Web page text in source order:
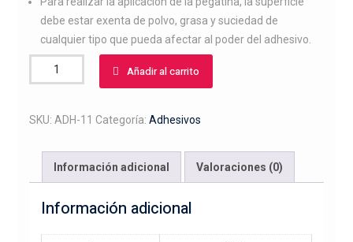
debe estar exenta de polvo, grasa y suciedad de
cualquier tipo que pueda afectar al poder del adhesivo.
Adhesivo
de
cantidad
Añadir al carrito
SKU: ADH-11 Categoría: Adhesivos
Información adicional Valoraciones (0)
Información adicional